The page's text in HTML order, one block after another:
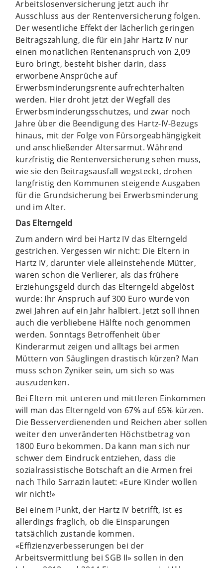
Arbeitslosenversicherung jetzt auch ihr
Ausschluss aus der Rentenversicherung folgen.
Der wesentliche Effekt der lächerlich geringen
Beitragszahlung, die für ein Jahr Hartz IV nur
einen monatlichen Rentenanspruch von 2,09
Euro bringt, besteht bisher darin, dass
erworbene Ansprüche auf
Erwerbsminderungsrente aufrechterhalten
werden. Hier droht jetzt der Wegfall des
Erwerbsminderungsschutzes, und zwar noch
Jahre über die Beendigung des Hartz-IV-Bezugs
hinaus, mit der Folge von Fürsorgeabhängigkeit
und anschließender Altersarmut. Während
kurzfristig die Rentenversicherung sehen muss,
wie sie den Beitragsausfall wegsteckt, drohen
langfristig den Kommunen steigende Ausgaben
für die Grundsicherung bei Erwerbsminderung
und im Alter.
Das Elterngeld
Zum andern wird bei Hartz IV das Elterngeld
gestrichen. Vergessen wir nicht: Die Eltern in
Hartz IV, darunter viele alleinstehende Mütter,
waren schon die Verlierer, als das frühere
Erziehungsgeld durch das Elterngeld abgelöst
wurde: Ihr Anspruch auf 300 Euro wurde von
zwei Jahren auf ein Jahr halbiert. Jetzt soll ihnen
auch die verbliebene Hälfte noch genommen
werden. Sonntags Betroffenheit über
Kinderarmut zeigen und alltags bei armen
Müttern von Säuglingen drastisch kürzen? Man
muss schon Zyniker sein, um sich so was
auszudenken.
Bei Eltern mit unteren und mittleren Einkommen
will man das Elterngeld von 67% auf 65% kürzen.
Die Besserverdienenden und Reichen aber sollen
weiter den unveränderten Höchstbetrag von
1800 Euro bekommen. Da kann man sich nur
schwer dem Eindruck entziehen, dass die
sozialrassistische Botschaft an die Armen frei
nach Thilo Sarrazin lautet: «Eure Kinder wollen
wir nicht!»
Bei einem Punkt, der Hartz IV betrifft, ist es
allerdings fraglich, ob die Einsparungen
tatsächlich zustande kommen.
«Effizienzverbesserungen bei der
Arbeitsvermittlung bei SGB II» sollen in den